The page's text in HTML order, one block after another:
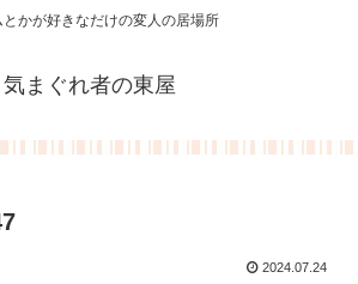
とかが好きなだけの変人の居場所
気まぐれ者の東屋
2024.07.24